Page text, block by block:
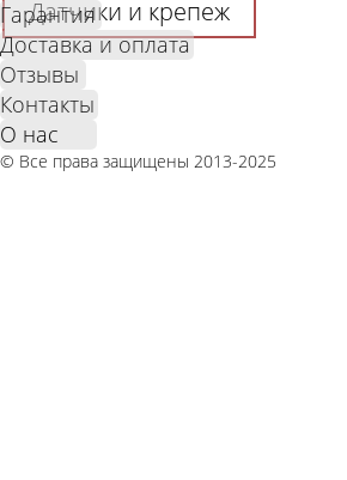
Датчики и крепеж
Гарантия
Доставка и оплата
Отзывы
Контакты
О нас
© Все права защищены 2013-2025